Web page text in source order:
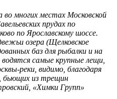
во многих местах Московской
прудах по
по Ярославскому шоссе.
озера (Щелковское
баз для рыбалки и на
самые крупные лещи,
реки, видимо, благодаря
бьющих из трещин
«Химки Групп»